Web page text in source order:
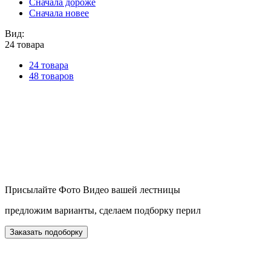
Сначала дороже
Сначала новее
Вид:
24 товара
24 товара
48 товаров
Присылайте Фото Видео вашей лестницы
предложим варианты, сделаем подборку перил
Заказать подоборку